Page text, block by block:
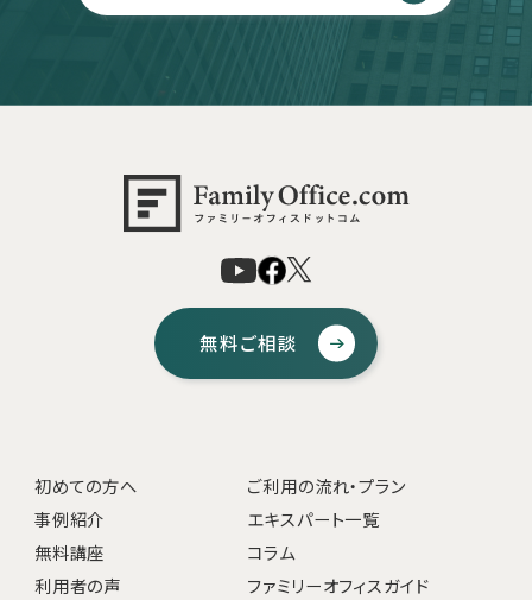
無料ご相談
初めての方へ
ご利用の流れ・プラン
事例紹介
エキスパート一覧
無料講座
コラム
利用者の声
ファミリーオフィスガイド